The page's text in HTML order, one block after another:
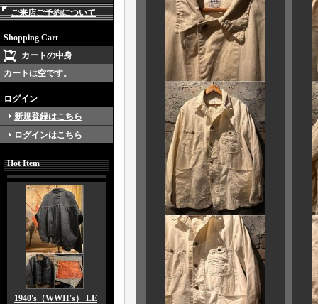
ご来店ご予約について
Shopping Cart
カートの中身
カートは空です。
ログイン
新規登録はこちら
ログインはこちら
Hot Item
1940's（WWII's） LE